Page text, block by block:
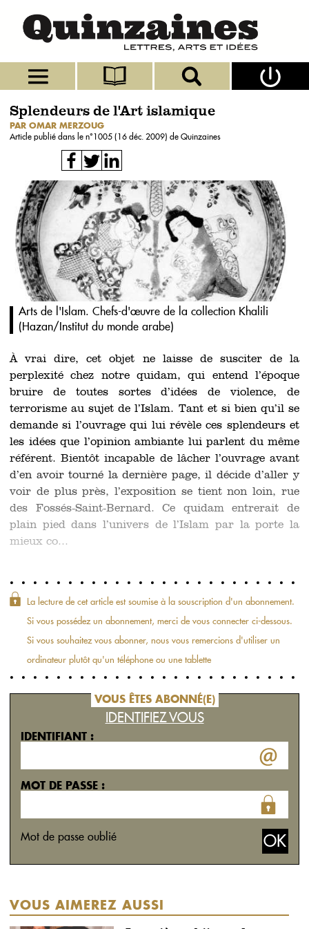
Splendeurs de l'Art islamique
PAR OMAR MERZOUG
Article publié dans le n°1005 (16 déc. 2009) de Quinzaines
Arts de l'Islam. Chefs-d'œuvre de la collection Khalili
(Hazan/Institut du monde arabe)
À vrai dire, cet objet ne laisse de susciter de la
perplexité chez notre quidam, qui entend l’époque
bruire de toutes sortes d’idées de violence, de
terrorisme au sujet de l’Islam. Tant et si bien qu’il se
demande si l’ouvrage qui lui révèle ces splendeurs et
les idées que l’opinion ambiante lui parlent du même
référent. Bientôt incapable de lâcher l’ouvrage avant
d’en avoir tourné la dernière page, il décide d’aller y
voir de plus près, l’exposition se tient non loin, rue
des Fossés-Saint-Bernard. Ce quidam entrerait de
plain pied dans l’univers de l’Islam par la porte la
mieux co...
La lecture de cet article est soumise à la souscription d'un abonnement.
Si vous possédez un abonnement, merci de vous connecter ci-dessous.
Si vous souhaitez vous abonner, nous vous remercions d'utiliser un
ordinateur plutôt qu'un téléphone ou une tablette
VOUS ÊTES ABONNÉ(E)
IDENTIFIEZ VOUS
IDENTIFIANT :
MOT DE PASSE :
Mot de passe oublié
VOUS AIMEREZ AUSSI